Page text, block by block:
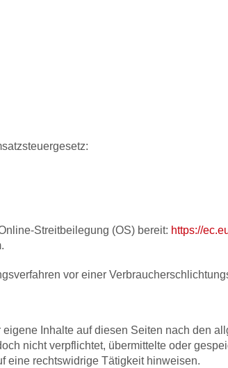
Streitbeilegung (OS) bereit: https://
vor einer
Inhalte auf diesen Seiten nach den
nicht verpflichtet, übermittelte oder
eine rechtswidrige Tätigkeit hinweisen.